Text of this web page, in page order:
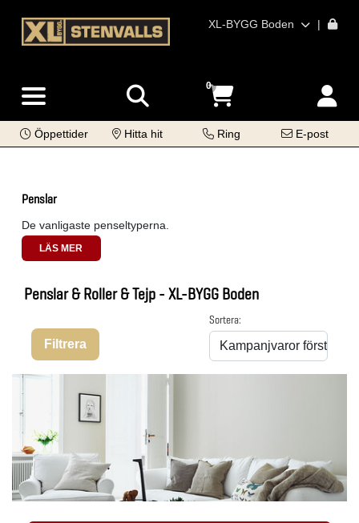
XL-BYGG Boden |
0
Öppettider Hitta hit Ring E-post
Penslar
De vanligaste penseltyperna.
LÄS MER
Penslar & Roller & Tejp - XL-BYGG Boden
Filtrera
Sortera: